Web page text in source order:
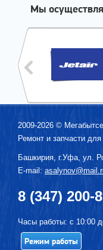
Мы
2009-2026 ©
Ремонт и запчасти
Башкирия, г.Уфа ул.
E-mail:
8 (347) 200-
Часы работы: с 10:00
Режим работы